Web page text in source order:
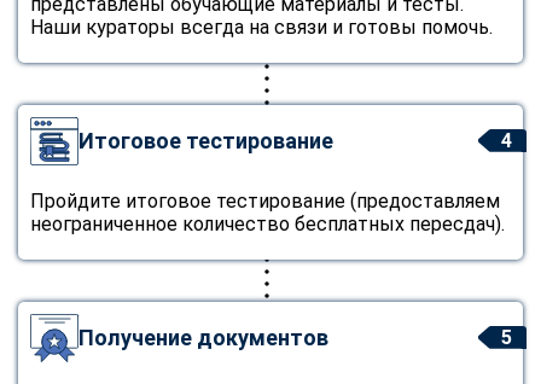
Наши кураторы всегда на связи и готовы помочь.
4
Итоговое тестирование
Пройдите итоговое тестирование (предоставляем
неограниченное количество бесплатных пересдач).
5
Получение документов